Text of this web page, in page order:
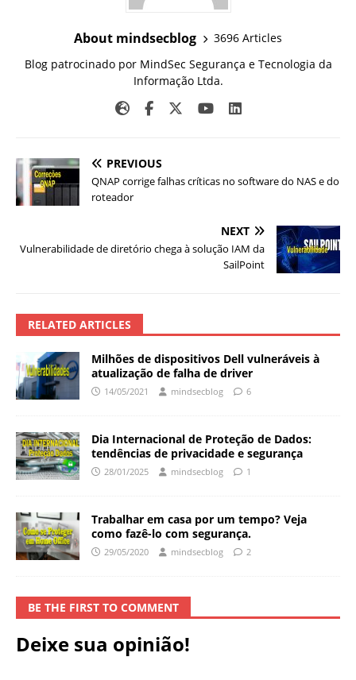
About mindsecblog
3696 Articles
Blog patrocinado por MindSec Segurança e Tecnologia da
Informação Ltda.
PREVIOUS
QNAP corrige falhas críticas no software do NAS e do
roteador
NEXT
Vulnerabilidade de diretório chega à solução IAM da
SailPoint
RELATED ARTICLES
Milhões de dispositivos Dell vulneráveis ​​à
atualização de falha de driver
14/05/2021 mindsecblog 6
Dia Internacional de Proteção de Dados:
tendências de privacidade e segurança
28/01/2025 mindsecblog 1
Trabalhar em casa por um tempo? Veja
como fazê-lo com segurança.
29/05/2020 mindsecblog 2
BE THE FIRST TO COMMENT
Deixe sua opinião!